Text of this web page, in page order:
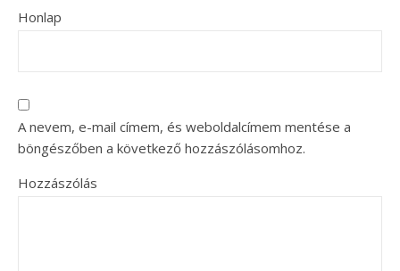
Honlap
A nevem, e-mail címem, és weboldalcímem mentése a
böngészőben a következő hozzászólásomhoz.
Hozzászólás